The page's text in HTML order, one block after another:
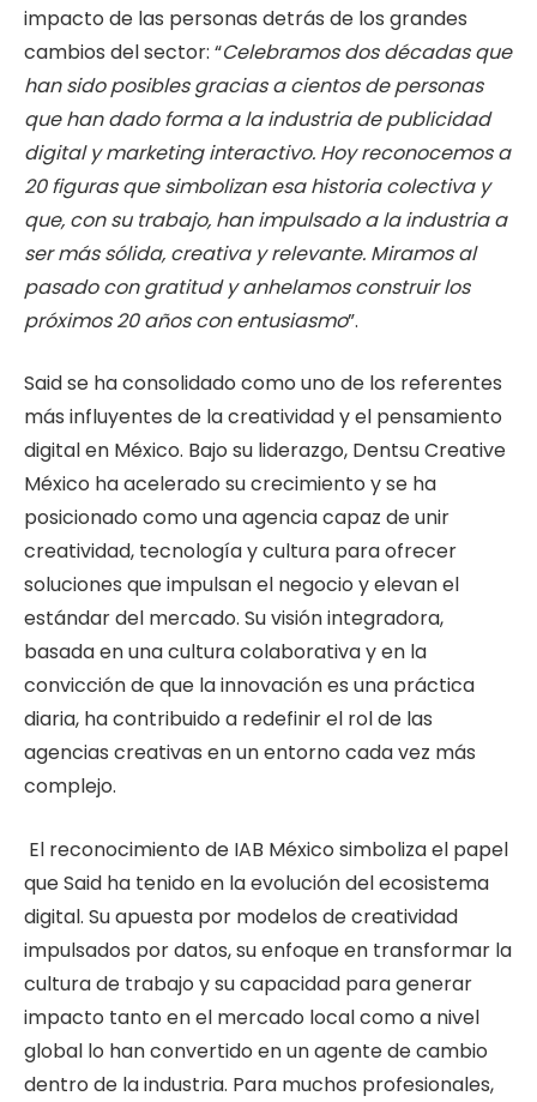
impacto de las personas detrás de los grandes
cambios del sector: “Celebramos dos décadas que
han sido posibles gracias a cientos de personas
que han dado forma a la industria de publicidad
digital y marketing interactivo. Hoy reconocemos a
20 figuras que simbolizan esa historia colectiva y
que, con su trabajo, han impulsado a la industria a
ser más sólida, creativa y relevante. Miramos al
pasado con gratitud y anhelamos construir los
próximos 20 años con entusiasmo”.
Said se ha consolidado como uno de los referentes
más influyentes de la creatividad y el pensamiento
digital en México. Bajo su liderazgo, Dentsu Creative
México ha acelerado su crecimiento y se ha
posicionado como una agencia capaz de unir
creatividad, tecnología y cultura para ofrecer
soluciones que impulsan el negocio y elevan el
estándar del mercado. Su visión integradora,
basada en una cultura colaborativa y en la
convicción de que la innovación es una práctica
diaria, ha contribuido a redefinir el rol de las
agencias creativas en un entorno cada vez más
complejo.
El reconocimiento de IAB México simboliza el papel
que Said ha tenido en la evolución del ecosistema
digital. Su apuesta por modelos de creatividad
impulsados por datos, su enfoque en transformar la
cultura de trabajo y su capacidad para generar
impacto tanto en el mercado local como a nivel
global lo han convertido en un agente de cambio
dentro de la industria. Para muchos profesionales,